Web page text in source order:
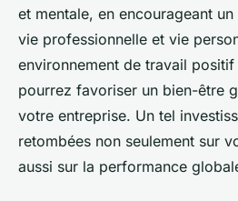
et mentale, en encourageant
vie professionnelle et vie
environnement de travail
pourrez favoriser un bien-être
votre entreprise. Un tel
retombées non seulement sur
aussi sur la performance